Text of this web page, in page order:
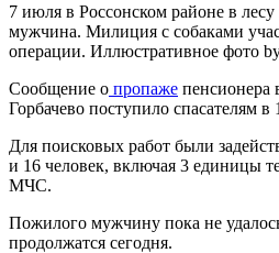
7 июля в Россонском районе в
мужчина. Милиция с собаками
операции. Иллюстративное фото
Сообщение о пропаже пенсионера
Горбачево поступило спасателям в
Для поисковых работ были
и 16 человек, включая 3 единицы
МЧС.
Пожилого мужчину пока не
продолжатся сегодня.